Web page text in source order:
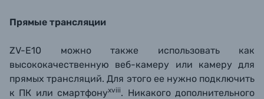
Прямые трансляции
ZV-E10 можно также использовать как
высококачественную веб-камеру или камеру для
прямых трансляций. Для этого ее нужно подключить
к ПК или смартфонуxviii. Никакого дополнительного